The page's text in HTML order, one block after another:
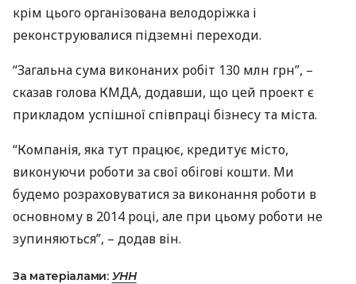
крім цього організована велодоріжка і
реконструювалися підземні переходи.
“Загальна сума виконаних робіт 130 млн грн”, –
сказав голова КМДА, додавши, що цей проект є
прикладом успішної співпраці бізнесу та міста.
“Компанія, яка тут працює, кредитує місто,
виконуючи роботи за свої обігові кошти. Ми
будемо розраховуватися за виконання роботи в
основному в 2014 році, але при цьому роботи не
зупиняються”, – додав він.
За матеріалами: УНН